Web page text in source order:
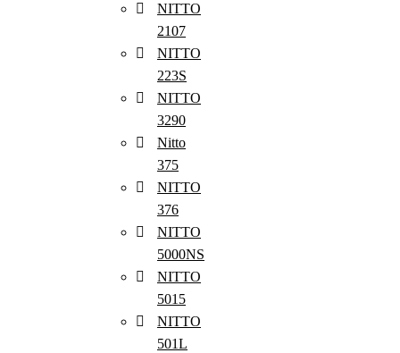
NITTO
2107
NITTO
223S
NITTO
3290
Nitto
375
NITTO
376
NITTO
5000NS
NITTO
5015
NITTO
501L